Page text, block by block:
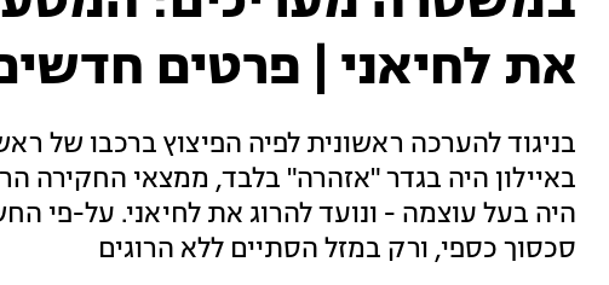
את לחיאני | פרטים
בניגוד להערכה ראשונית לפיה הפיצוץ ברכבו של
באיילון היה בגדר "אזהרה" בלבד, ממצאי החקירה
היה בעל עוצמה - ונועד להרוג את לחיאני. על-פי
סכסוך כספי, ורק במזל הסתיים ללא הרוגים